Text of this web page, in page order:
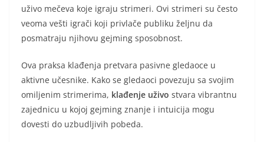
uživo mečeva koje igraju strimeri. Ovi strimeri su često
veoma vešti igrači koji privlače publiku željnu da
posmatraju njihovu gejming sposobnost.
Ova praksa klađenja pretvara pasivne gledaoce u
aktivne učesnike. Kako se gledaoci povezuju sa svojim
omiljenim strimerima, klađenje uživo stvara vibrantnu
zajednicu u kojoj gejming znanje i intuicija mogu
dovesti do uzbudljivih pobeda.